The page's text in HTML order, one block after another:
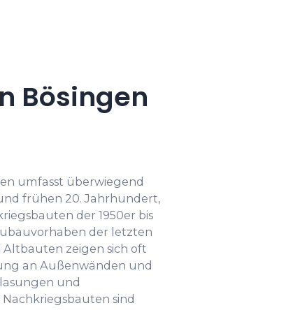
Bösingen
umfasst überwiegend
frühen 20. Jahrhundert,
der 1950er bis
der letzten
Altbauten zeigen sich oft
an Außenwänden und
und
sind